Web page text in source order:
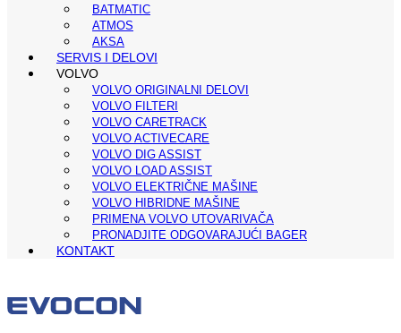
BATMATIC
ATMOS
AKSA
SERVIS I DELOVI
VOLVO
VOLVO ORIGINALNI DELOVI
VOLVO FILTERI
VOLVO CARETRACK
VOLVO ACTIVECARE
VOLVO DIG ASSIST
VOLVO LOAD ASSIST
VOLVO ELEKTRIČNE MAŠINE
VOLVO HIBRIDNE MAŠINE
PRIMENA VOLVO UTOVARIVAČA
PRONADJITE ODGOVARAJUĆI BAGER
KONTAKT